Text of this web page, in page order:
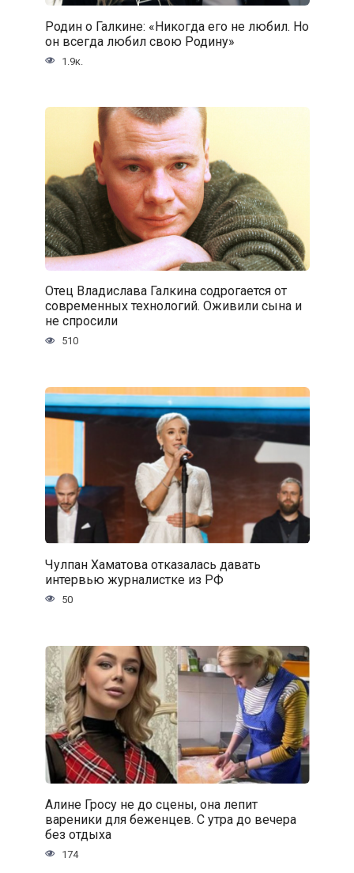
Родин о Галкине: «Никогда его не любил. Но
он всегда любил свою Родину»
1.9к.
Отец Владислава Галкина содрогается от
современных технологий. Оживили сына и
не спросили
510
Чулпан Хаматова отказалась давать
интервью журналистке из РФ
50
Алине Гросу не до сцены, она лепит
вареники для беженцев. С утра до вечера
без отдыха
174